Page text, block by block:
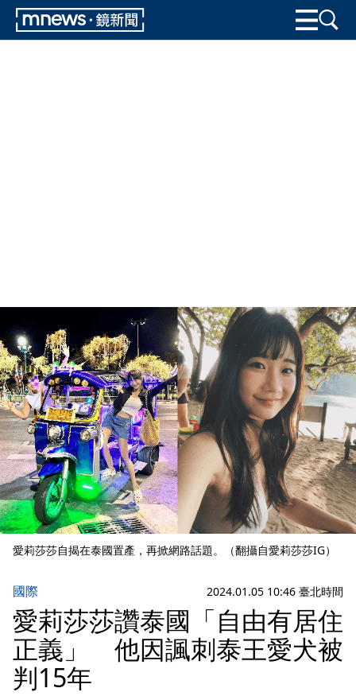
愛莉莎莎自揭在泰國置產，再掀網路話題。（翻攝自愛莉莎莎IG）
國際 2024.01.05 10:46 臺北時間
愛莉莎莎讚泰國「自由有居住
正義」 他因諷刺泰王愛犬被
判15年